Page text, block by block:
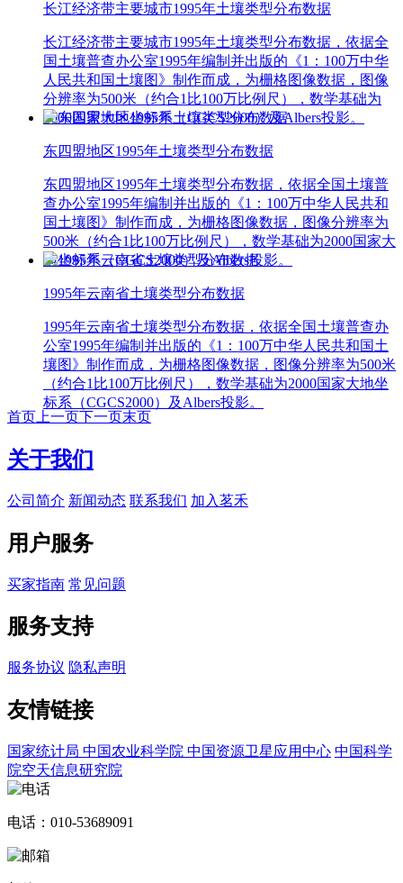
长江经济带主要城市1995年土壤类型分布数据
长江经济带主要城市1995年土壤类型分布数据，依据全
国土壤普查办公室1995年编制并出版的《1：100万中华
人民共和国土壤图》制作而成，为栅格图像数据，图像
分辨率为500米（约合1比100万比例尺），数学基础为
2000国家大地坐标系（CGCS2000）及Albers投影。
东四盟地区1995年土壤类型分布数据
东四盟地区1995年土壤类型分布数据，依据全国土壤普
查办公室1995年编制并出版的《1：100万中华人民共和
国土壤图》制作而成，为栅格图像数据，图像分辨率为
500米（约合1比100万比例尺），数学基础为2000国家大
地坐标系（CGCS2000）及Albers投影。
1995年云南省土壤类型分布数据
1995年云南省土壤类型分布数据，依据全国土壤普查办
公室1995年编制并出版的《1：100万中华人民共和国土
壤图》制作而成，为栅格图像数据，图像分辨率为500米
（约合1比100万比例尺），数学基础为2000国家大地坐
标系（CGCS2000）及Albers投影。
首页 上一页下一页末页
关于我们
公司简介 新闻动态 联系我们 加入茗禾
用户服务
买家指南 常见问题
服务支持
服务协议 隐私声明
友情链接
国家统计局 中国农业科学院 中国资源卫星应用中心 中国科学
院空天信息研究院
电话：010-53689091